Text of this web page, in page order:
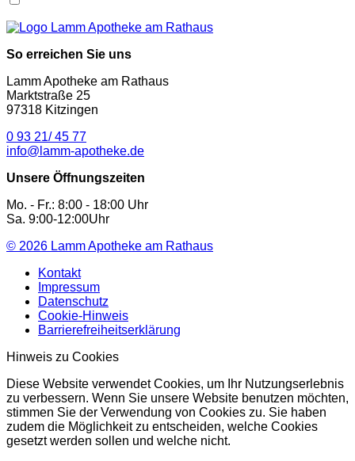
So erreichen Sie uns
Lamm Apotheke am Rathaus
Marktstraße 25
97318 Kitzingen
0 93 21/ 45 77
info@lamm-apotheke.de
Unsere Öffnungszeiten
Mo. - Fr.: 8:00 - 18:00 Uhr
Sa. 9:00-12:00Uhr
© 2026 Lamm Apotheke am Rathaus
Kontakt
Impressum
Datenschutz
Cookie-Hinweis
Barrierefreiheitserklärung
Hinweis zu Cookies
Diese Website verwendet Cookies, um Ihr Nutzungserlebnis
zu verbessern. Wenn Sie unsere Website benutzen möchten,
stimmen Sie der Verwendung von Cookies zu. Sie haben
zudem die Möglichkeit zu entscheiden, welche Cookies
gesetzt werden sollen und welche nicht.